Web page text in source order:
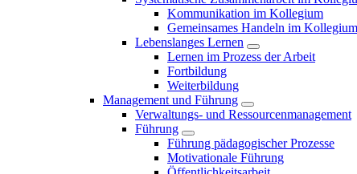
Kommunikation im Kollegium
Gemeinsames Handeln im Kollegium
Lebenslanges Lernen
Lernen im Prozess der Arbeit
Fortbildung
Weiterbildung
Management und Führung
Verwaltungs- und Ressourcenmanagement
Führung
Führung pädagogischer Prozesse
Motivationale Führung